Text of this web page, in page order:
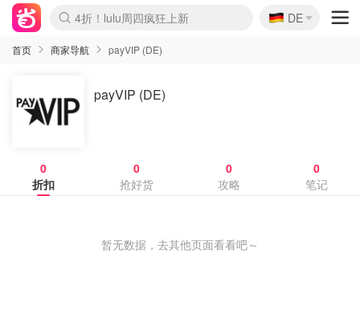
Boticinal 夏促开抢！
4折！lulu周四疯狂上新
还没结束！&OtherStories大促
Joybuy变相75折 随时失效
速领！Stanley独家85折
疑似霸哥！Camper额外叠85折
Zalando 奥莱闪促！每日更新
Moncler反季囤！5折起+叠9折
Coach Brooklyn仅€192
🇩🇪
DE
首页 商家导航 payVIP (DE)
payVIP (DE)
0
折扣
0
抢好货
0
攻略
0
笔记
暂无数据，去其他页面看看吧～